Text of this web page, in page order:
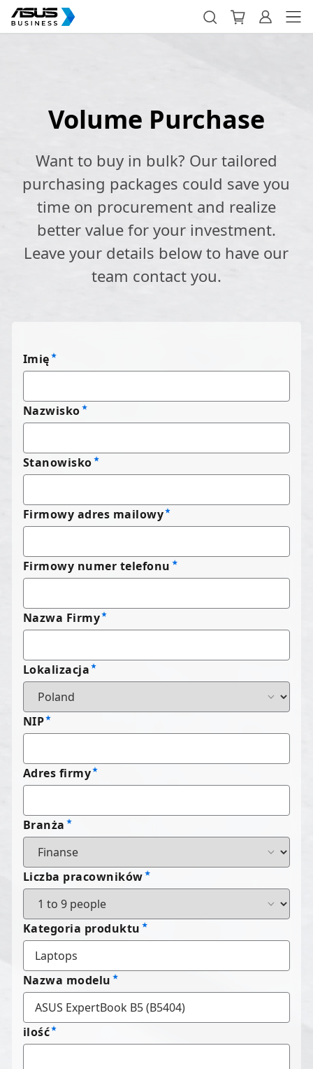
Volume Purchase
Want to buy in bulk? Our tailored
purchasing packages could save you
time on procurement and realize
better value for your investment.
Leave your details below to have our
team contact you.
Imię
Nazwisko
Stanowisko
Firmowy adres mailowy
Firmowy numer telefonu
Nazwa Firmy
Lokalizacja
NIP
Adres firmy
Branża
Liczba pracowników
Kategoria produktu
Nazwa modelu
ilość